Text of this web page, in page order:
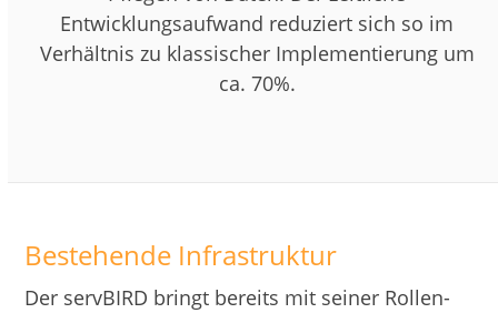
Entwicklungsaufwand reduziert sich so im
Verhältnis zu klassischer Implementierung um
ca. 70%.
Bestehende Infrastruktur
Der servBIRD bringt bereits mit seiner Rollen-